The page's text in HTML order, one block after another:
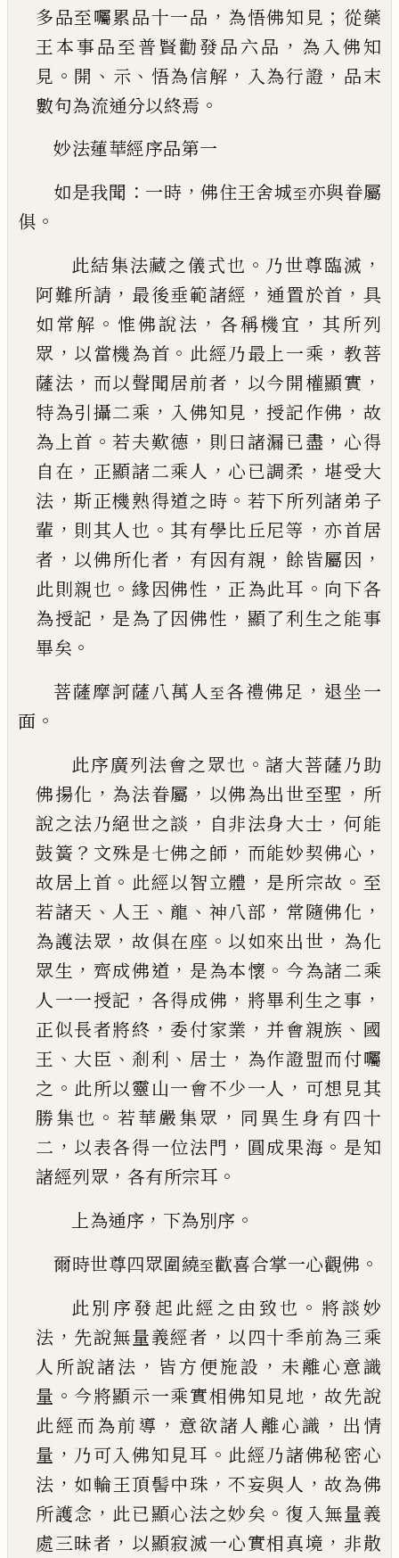
多品至囑累品十一品 ， 為悟佛知見 ； 從藥
王本事品至普賢勸發品六品 ， 為入佛知
見 。 開 、 示 、 悟為信解 ， 入為行證 ， 品末
數句為流通分以終焉 。
妙法蓮華經序品第一
如是我聞 ： 一時 ，佛住王舍城至亦與眷屬
俱 。
此結集法藏之儀式也 。 乃世尊臨滅 ，
阿難所請 ， 最後垂範諸經 ， 通置於首 ， 具
如常解 。 惟佛說法 ， 各稱機宜 ， 其所列
眾 ， 以當機為首 。 此經乃最上一乘 ， 教菩
薩法 ， 而以聲聞居前者 ， 以今開權顯實 ，
特為引攝二乘 ， 入佛知見 ， 授記作佛 ， 故
為上首 。若夫歎德 ， 則曰諸漏已盡 ， 心得
自在 ， 正顯諸二乘人 ， 心已調柔 ， 堪受大
法 ，斯正機熟得道之時 。 若下所列諸弟子
輩 ， 則其人也 。其有學比丘尼等 ，亦首居
者 ， 以佛所化者 ， 有因有親 ，餘皆屬因 ，
此則親也 。 緣因佛性 ， 正為此耳 。 向下各
為授記 ， 是為了因佛性 ， 顯了利生之能事
畢矣 。
菩薩摩訶薩八萬人至各禮佛足 ， 退坐一
面 。
此序廣列法會之眾也 。諸大菩薩乃助
佛揚化 ， 為法眷屬 ， 以佛為出世至聖 ， 所
說之法乃絕世之談 ， 自非法身大士 ， 何能
鼓簧 ？ 文殊是七佛之師 ， 而能妙契佛心 ，
故居上首 。 此經以智立體 ， 是所宗故 。 至
若諸天 、 人王 、 龍 、 神八部 ， 常隨佛化 ，
為護法眾 ，故俱在座 。 以如來出世 ， 為化
眾生 ， 齊成佛道 ， 是為本懷 。 今為諸二乘
人一一授記 ， 各得成佛 ， 將畢利生之事 ，
正似長者將終 ， 委付家業 ， 并會親族 、 國
王 、 大臣 、 剎利 、 居士 ， 為作證盟而付囑
之 。 此所以靈山一會不少一人 ， 可想見其
勝集也 。 若華嚴集眾 ， 同異生 身有四十
二 ， 以表各得一位法門 ， 圓成果海 。 是知
諸經列眾 ， 各有所宗耳 。
上為通序 ， 下為別序 。
爾時世尊四眾圍繞至歡喜合掌一心觀佛 。
此別序發起此經之由致也 。 將談妙
法 ， 先說無量義經者 ， 以四十秊前為三乘
人所說諸法 ， 皆方便施設 ， 未離心意識
量 。 今將顯示一乘實相佛知見地 ，故先說
此經而為前導 ， 意欲諸人離心識 ， 出情
量 ， 乃可入佛知見耳 。 此經乃諸佛秘密心
法 ， 如輪王頂髻中珠 ，不妄與人 ，故為佛
所護念 ， 此已顯心法之妙矣 。復入無量義
處三昧者 ， 以顯寂滅一心實相真境 ， 非散